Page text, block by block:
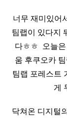
너무 재미있어
팀랩이 있다지
다ㅎㅎ ​ 오늘
움 후쿠오카
팀랩 포레스트
게
닥쳐온 디지털